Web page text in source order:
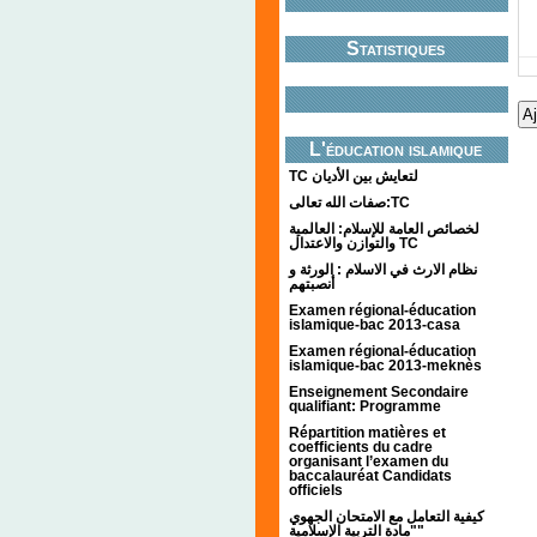
Statistiques
L'éducation islamique
TC لتعايش بين الأديان
صفات الله تعالى:TC
لخصائص العامة للإسلام: العالمية
والتوازن والاعتدال TC
نظام الارث في الاسلام : الورثة و
أنصبتهم
Examen régional-éducation
islamique-bac 2013-casa
Examen régional-éducation
islamique-bac 2013-meknès
Enseignement Secondaire
qualifiant: Programme
Répartition matières et
coefficients du cadre
organisant l’examen du
baccalauréat Candidats
officiels
كيفية التعامل مع الامتحان الجهوي
"مادة التربية الإسلامية"